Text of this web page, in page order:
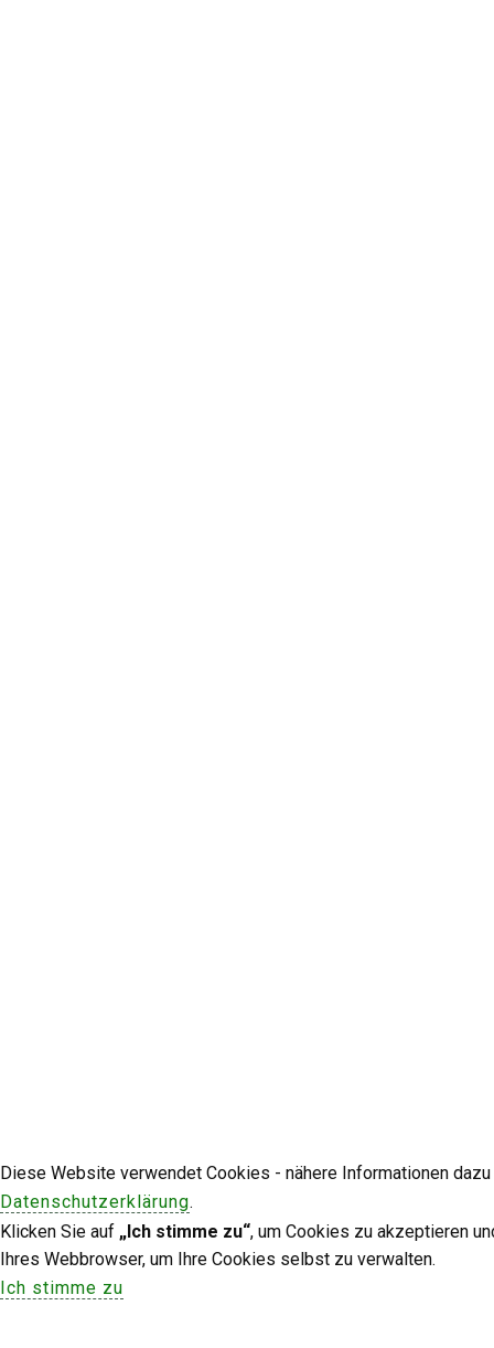
Diese Website verwendet Cookies - nähere Informationen
Datenschutzerklärung.
Klicken Sie auf „Ich stimme zu“, um Cookies zu akzeptieren
Ihres Webbrowser, um Ihre Cookies selbst zu verwalten.
Ich stimme zu